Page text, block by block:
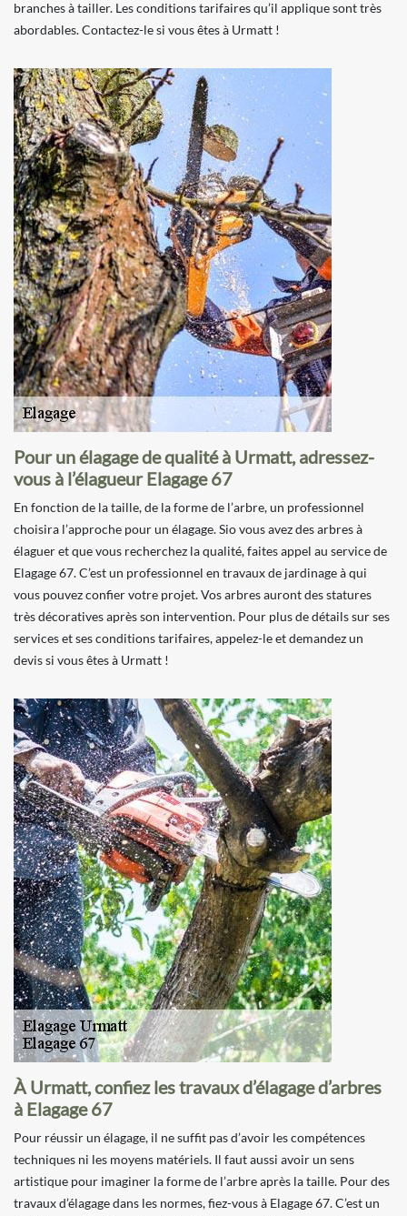
branches à tailler. Les conditions tarifaires qu’il applique sont très
abordables. Contactez-le si vous êtes à Urmatt !
Pour un élagage de qualité à Urmatt, adressez-
vous à l’élagueur Elagage 67
En fonction de la taille, de la forme de l’arbre, un professionnel
choisira l’approche pour un élagage. Sio vous avez des arbres à
élaguer et que vous recherchez la qualité, faites appel au service de
Elagage 67. C’est un professionnel en travaux de jardinage à qui
vous pouvez confier votre projet. Vos arbres auront des statures
très décoratives après son intervention. Pour plus de détails sur ses
services et ses conditions tarifaires, appelez-le et demandez un
devis si vous êtes à Urmatt !
À Urmatt, confiez les travaux d’élagage d’arbres
à Elagage 67
Pour réussir un élagage, il ne suffit pas d’avoir les compétences
techniques ni les moyens matériels. Il faut aussi avoir un sens
artistique pour imaginer la forme de l’arbre après la taille. Pour des
travaux d’élagage dans les normes, fiez-vous à Elagage 67. C’est un